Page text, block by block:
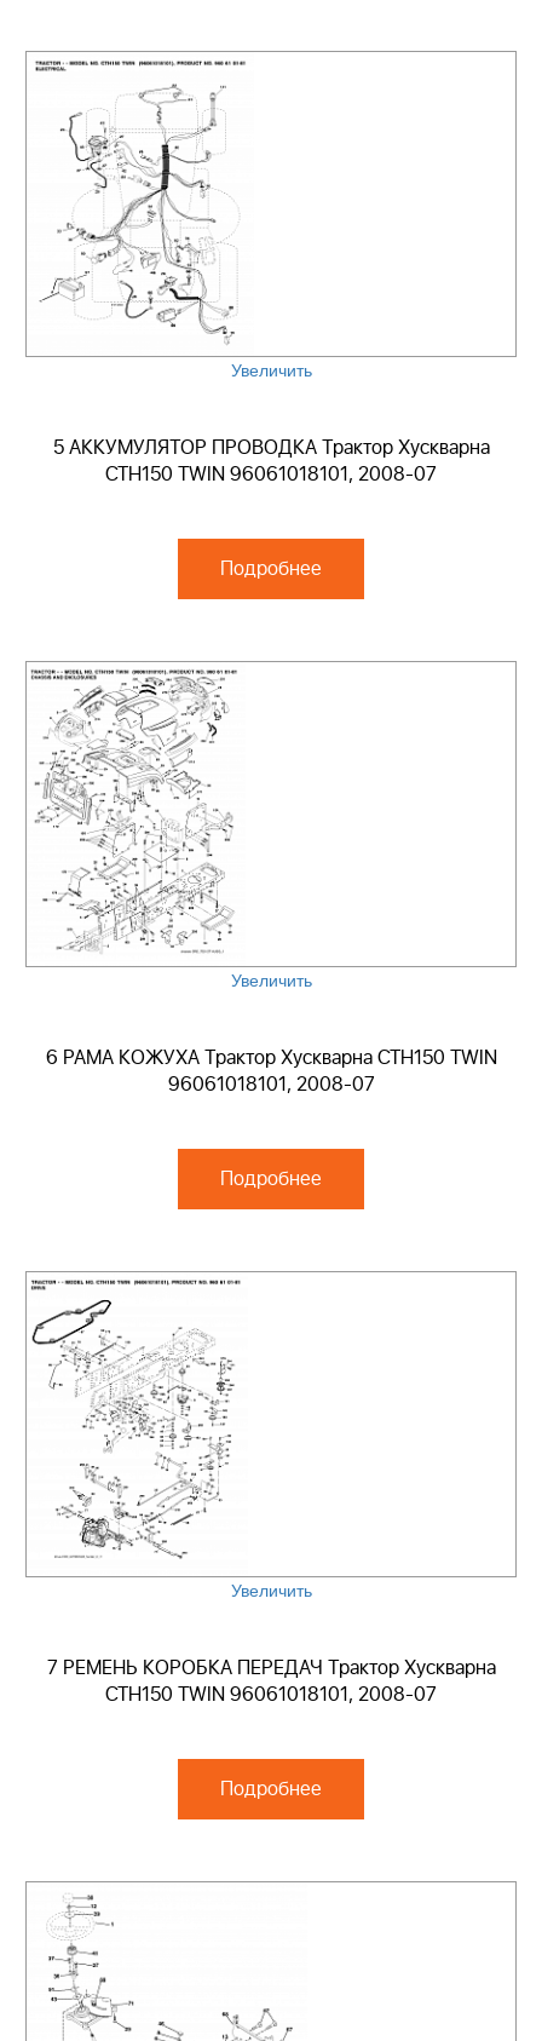
Увеличить
5 АККУМУЛЯТОР ПРОВОДКА Трактор Хускварна
CTH150 TWIN 96061018101, 2008-07
Подробнее
Увеличить
6 РАМА КОЖУХА Трактор Хускварна CTH150 TWIN
96061018101, 2008-07
Подробнее
Увеличить
7 РЕМЕНЬ КОРОБКА ПЕРЕДАЧ Трактор Хускварна
CTH150 TWIN 96061018101, 2008-07
Подробнее